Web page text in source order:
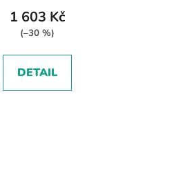
1 603 Kč
(–30 %)
DETAIL